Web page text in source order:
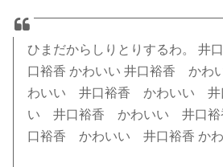
ひまだからしりとりするわ。 井
口裕香 かわいい 井口裕香 か
わいい 井口裕香 かわいい 井
い 井口裕香 かわいい 井口
口裕香 かわいい 井口裕香 か